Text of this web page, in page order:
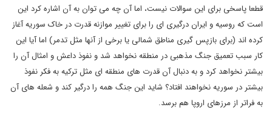
قطعا پاسخی برای این سوالات نیست، اما آن چه می توان به آن اشاره کرد این
است که روسیه و ایران درگیری ای را برای تغییر موازنه قدرت در خاک سوریه آغاز
کرده اند (برای بازپس گیری مناطق شمالی یا برخی از آنها مثل تدمر) اما آیا این
کار سبب تعمیق جنگ مذهبی در منطقه نخواهد شد و نفوذ داعش و امثال آن را
بیشتر نخواهد کرد و به دنبال آن قدرت های منطقه ای مثل ترکیه به فکر نفوذ
بیشتر در سوریه نخواهند افتاد؟ شاید این جنگ همه را درگیر کند و شعله های آن
به فراتر از مرزهای اروپا هم برسد.